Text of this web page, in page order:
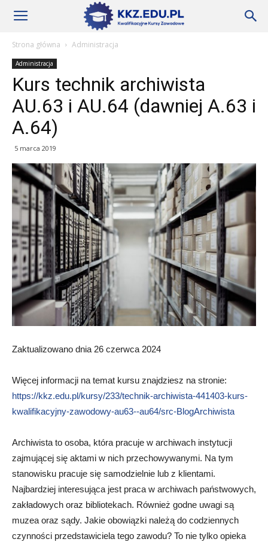
Szkoły
KKZ
Aktualności
Strona główna Administracja
Administracja
Kurs technik archiwista
AU.63 i AU.64 (dawniej A.63 i
A.64)
5 marca 2019
Zaktualizowano dnia 26 czerwca 2024
Więcej informacji na temat kursu znajdziesz na stronie:
https://kkz.edu.pl/kursy/233/technik-archiwista-441403-kurs-
kwalifikacyjny-zawodowy-au63--au64/src-BlogArchiwista
Archiwista to osoba, która pracuje w archiwach instytucji
zajmującej się aktami w nich przechowywanymi. Na tym
stanowisku pracuje się samodzielnie lub z klientami.
Najbardziej interesująca jest praca w archiwach państwowych,
zakładowych oraz bibliotekach. Również godne uwagi są
muzea oraz sądy. Jakie obowiązki należą do codziennych
czynności przedstawiciela tego zawodu? To nie tylko opieka